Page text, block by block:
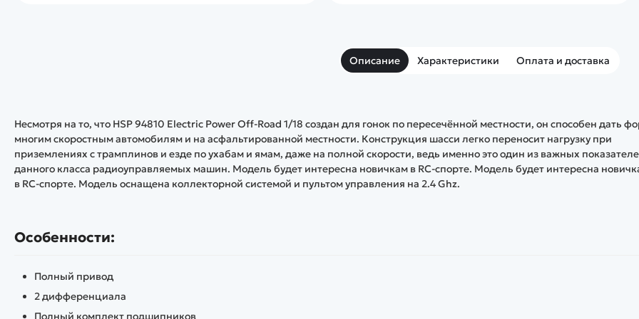
Описание Характеристики Оплата и доставка
Несмотря на то, что HSP 94810 Electric Power Off-Road 1/18 создан для гонок по пересечённой местности, он способен дать
многим скоростным автомобилям и на асфальтированной местности. Конструкция шасси легко переносит нагрузку при
приземлениях с трамплинов и езде по ухабам и ямам, даже на полной скорости, ведь именно это один из важных
данного класса радиоуправляемых машин. Модель будет интересна новичкам в RC-спорте. Модель будет интересна
в RC-спорте. Модель оснащена коллекторной системой и пультом управления на 2.4 Ghz.
Особенности:
Полный привод
2 дифференциала
Полный комплект подшипников